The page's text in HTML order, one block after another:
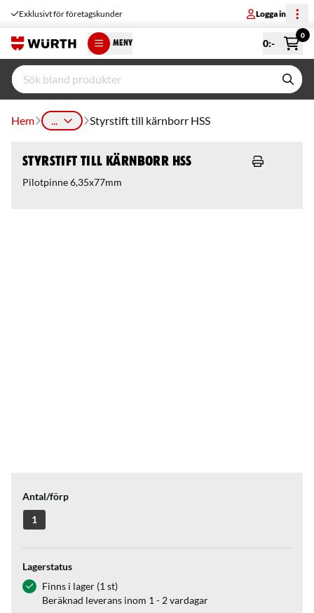
Exklusivt för företagskunder Logga in
MENY 0:-
0
Hem ... Styrstift till kärnborr HSS
Styrstift till kärnborr HSS
Pilotpinne 6,35x77mm
Antal/förp
1
Lagerstatus
Finns i lager (1 st)
Beräknad leverans inom 1 - 2 vardagar